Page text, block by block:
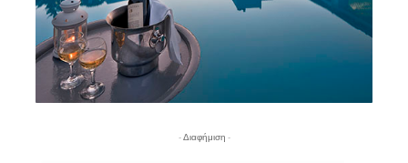
- Διαφήμιση -